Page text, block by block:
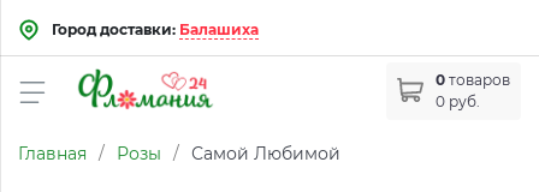
Город доставки: Балашиха
0 товаров
0 руб.
Главная / Розы / Самой Любимой